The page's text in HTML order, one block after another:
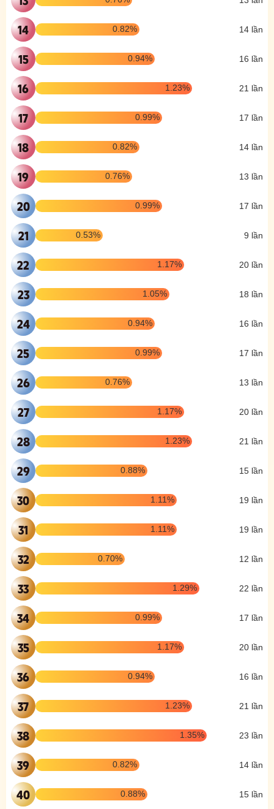
14 0.82% 14 lần
15 0.94% 16 lần
16 1.23% 21 lần
17 0.99% 17 lần
18 0.82% 14 lần
19 0.76% 13 lần
20 0.99% 17 lần
21 0.53% 9 lần
22 1.17% 20 lần
23 1.05% 18 lần
24 0.94% 16 lần
25 0.99% 17 lần
26 0.76% 13 lần
27 1.17% 20 lần
28 1.23% 21 lần
29 0.88% 15 lần
30 1.11% 19 lần
31 1.11% 19 lần
32 0.70% 12 lần
33 1.29% 22 lần
34 0.99% 17 lần
35 1.17% 20 lần
36 0.94% 16 lần
37 1.23% 21 lần
38 1.35% 23 lần
39 0.82% 14 lần
40 0.88% 15 lần